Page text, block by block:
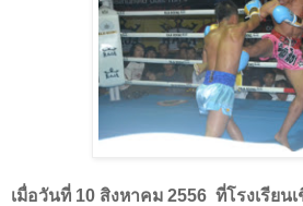
เมื่อวันที่ 10 สิงหาคม 2556 ที่โรงเรียน